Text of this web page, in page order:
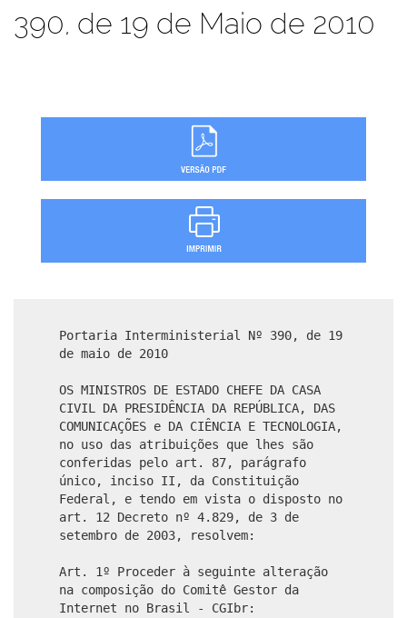
390, de 19 de Maio de 2010
Portaria Interministerial Nº 390, de 19
de maio de 2010
OS MINISTROS DE ESTADO CHEFE DA CASA
CIVIL DA PRESIDÊNCIA DA REPÚBLICA, DAS
COMUNICAÇÕES e DA CIÊNCIA E TECNOLOGIA,
no uso das atribuições que lhes são
conferidas pelo art. 87, parágrafo
único, inciso II, da Constituição
Federal, e tendo em vista o disposto no
art. 12 Decreto nº 4.829, de 3 de
setembro de 2003, resolvem:
Art. 1º Proceder à seguinte alteração
na composição do Comitê Gestor da
Internet no Brasil - CGIbr: